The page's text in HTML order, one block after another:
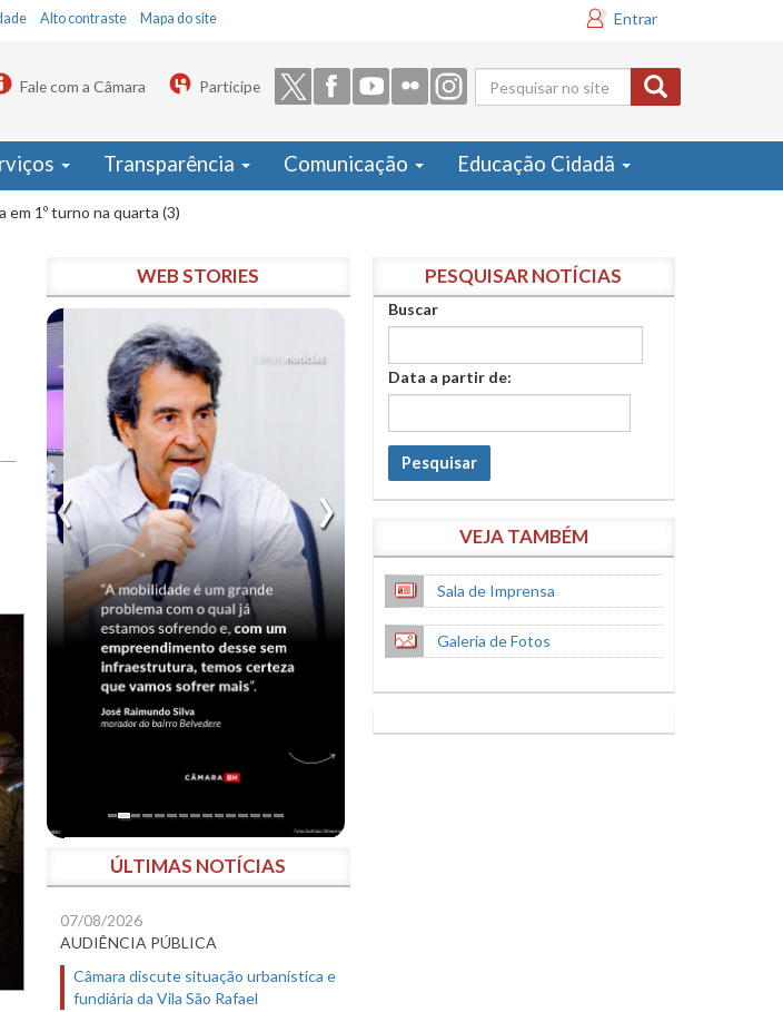
Alto contraste Mapa do site Entrar
Formulário
de busca
Fale com a Câmara Participe
Transparência Comunicação Educação Cidadã
1º turno na quarta (3)
WEB STORIES
ÚLTIMAS NOTÍCIAS
07/08/2026
AUDIÊNCIA PÚBLICA
Câmara discute situação urbanística e
fundiária da Vila São Rafael
PESQUISAR NOTÍCIAS
Buscar
Data a partir de:
Pesquisar
VEJA TAMBÉM
Sala de Imprensa
Galeria de Fotos